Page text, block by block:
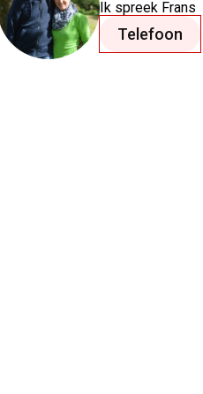
Ik spreek Frans
Telefoon